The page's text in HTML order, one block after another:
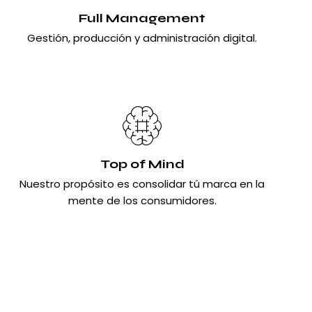
Full Management
Gestión, producción y administración digital.
Top of Mind
Nuestro propósito es consolidar tú marca en la
mente de los consumidores.